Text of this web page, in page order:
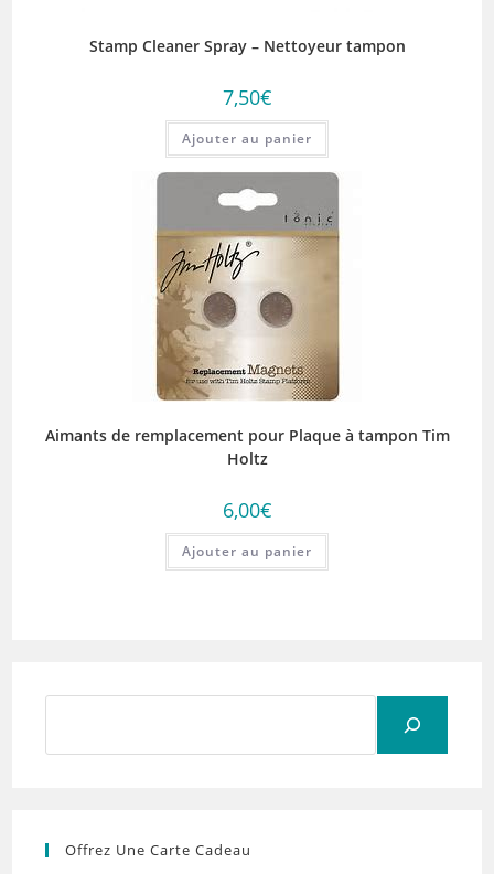
Stamp Cleaner Spray – Nettoyeur tampon
7,50€
Ajouter au panier
Aimants de remplacement pour Plaque à tampon Tim
Holtz
6,00€
Ajouter au panier
Offrez Une Carte Cadeau